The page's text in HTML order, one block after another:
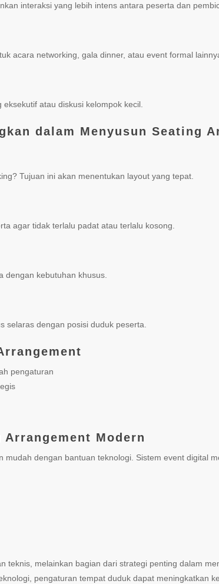
interaksi yang lebih intens antara peserta dan
acara networking, gala dinner, atau event formal
atau diskusi kelompok kecil.
dalam Menyusun Seating
Tujuan ini akan menentukan layout yang tepat.
agar tidak terlalu padat atau terlalu kosong.
dengan kebutuhan khusus.
selaras dengan posisi duduk peserta.
pengaturan
Modern
dengan bantuan teknologi. Sistem event digital
teknis, melainkan bagian dari strategi penting dalam
pengaturan tempat duduk dapat meningkatkan